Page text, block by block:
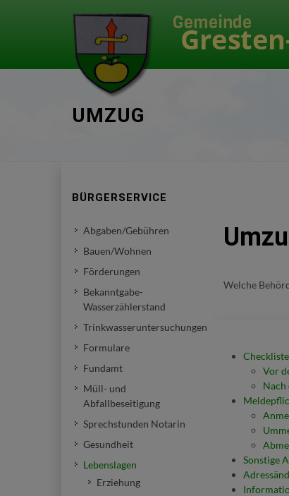
UMZUG
Welche
Vor
Nach
Sonstige
BÜRGERSERVICE
Abgaben/Gebühren
Bauen/Wohnen
Förderungen
Bekanntgabe-
Wasserzählerstand
Trinkwasseruntersuchungen
Formulare
Fundamt
Müll- und
Abfallbeseitigung
Sprechstunden Notarin
Gesundheit
Lebenslagen
Erziehung